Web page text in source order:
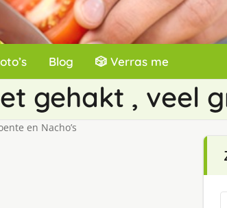
Blog 🎲 Verras me
gehakt , veel
en Nacho’s